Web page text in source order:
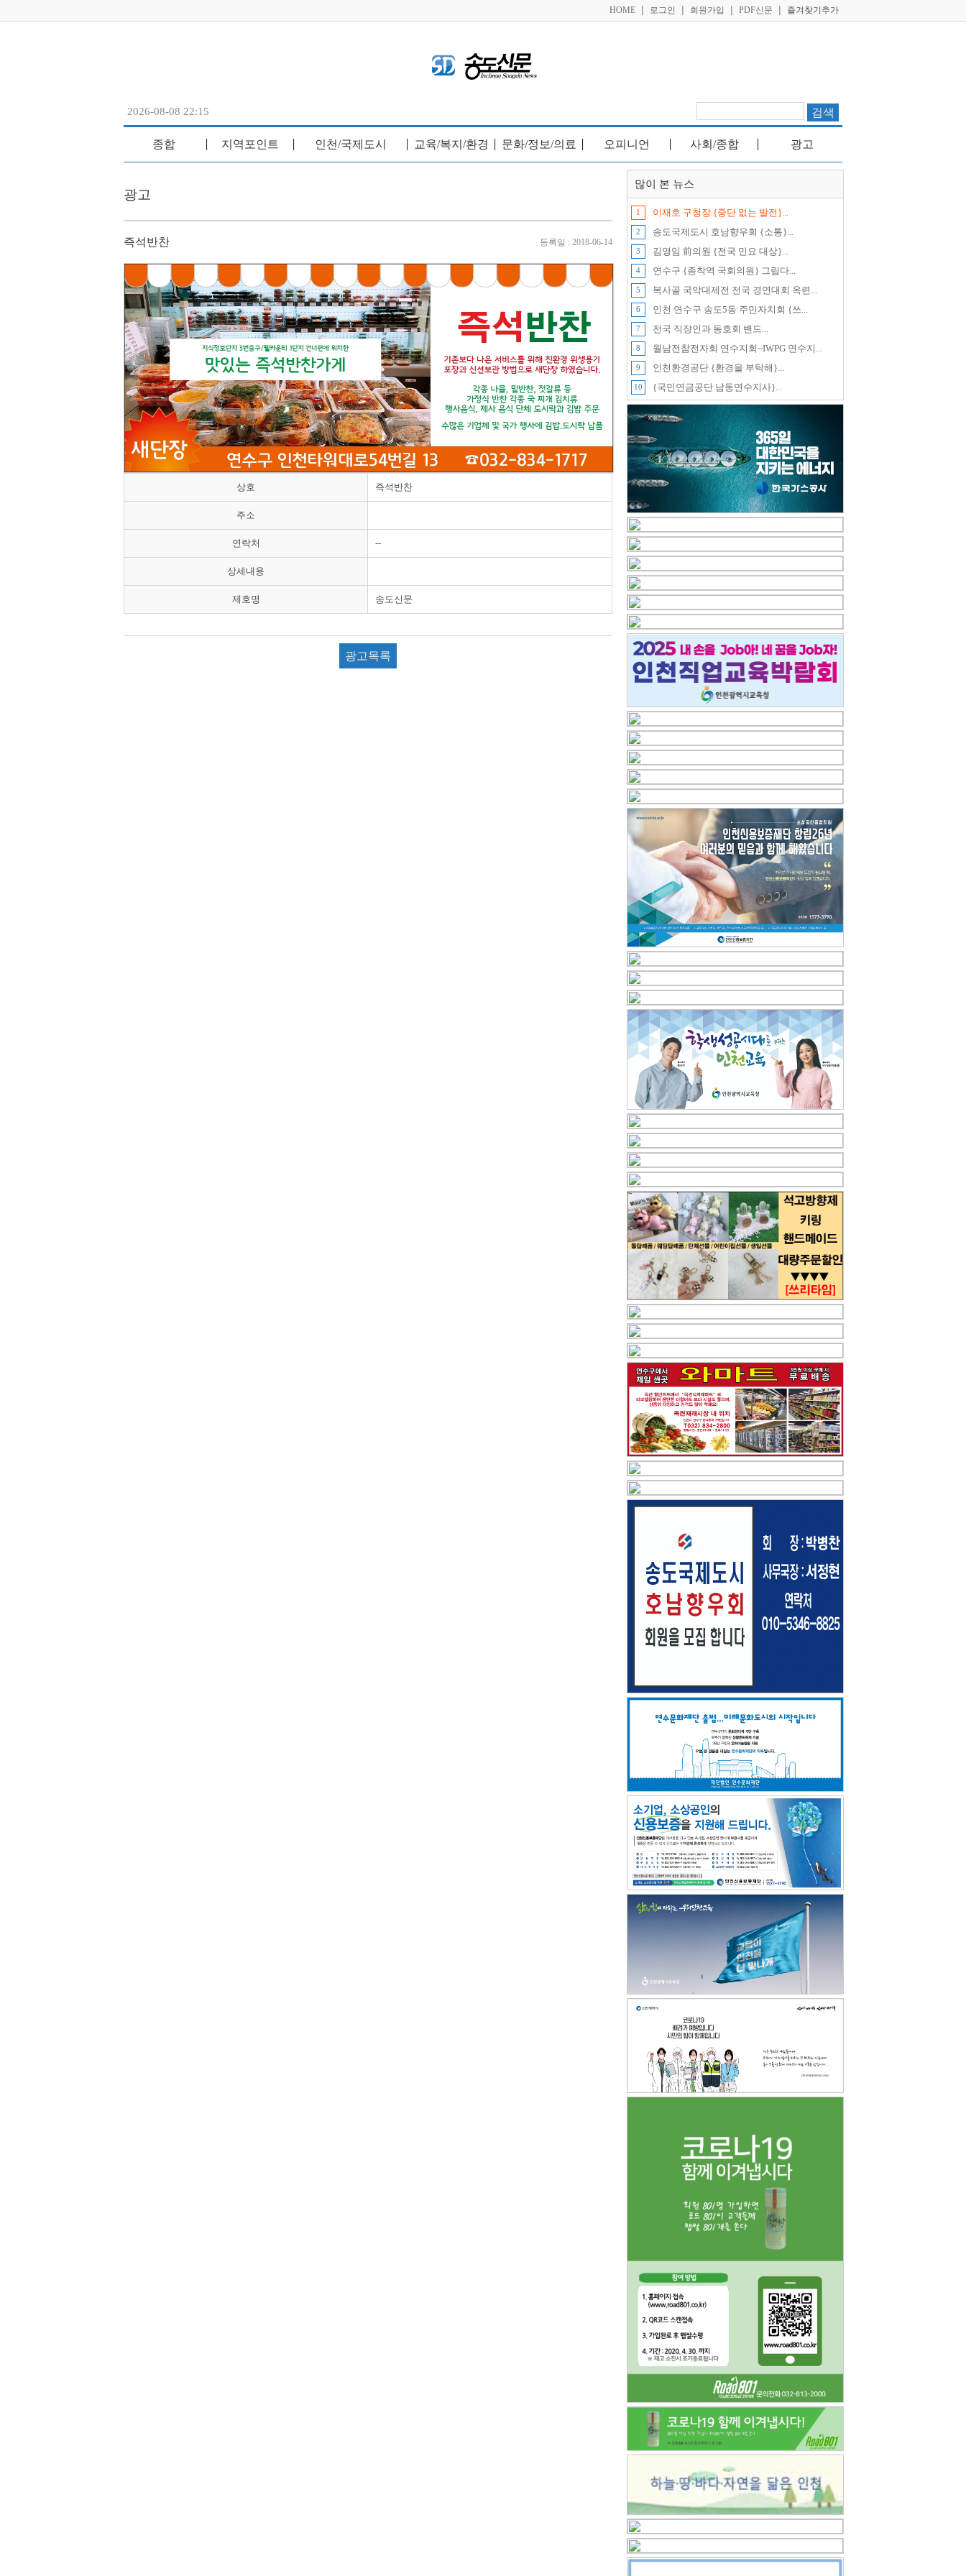
HOME 로그인 회원가입 PDF신문 즐겨찾기추가
2026-08-08 22:15
종합 지역포인트 인천/국제도시 교육/복지/환경 문화/정보/의료 오피니언 사회/종합 광고
광고
즉석반찬 등록일 : 2018-06-14
상호 즉석반찬
주소
연락처 --
상세내용
제호명 송도신문
많이 본 뉴스
1 이재호 구청장 {중단 없는 발전}...
2 송도국제도시 호남향우회 {소통}...
3 김영임 前의원 {전국 민요 대상}...
4 연수구 {종착역 국회의원} 그립다...
5 복사골 국악대제전 전국 경연대회 옥련...
6 인천 연수구 송도5동 주민자치회 {쓰...
7 전국 직장인과 동호회 밴드...
8 월남전참전자회 연수지회~IWPG 연수지...
9 인천환경공단 {환경을 부탁해}...
10 {국민연금공단 남동연수지사}...